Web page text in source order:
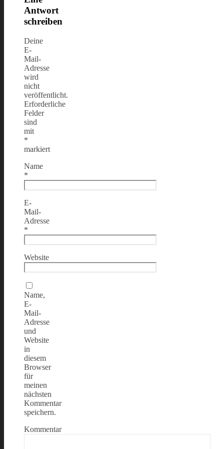
Antwort
schreiben
Deine
E-
Mail-
Adresse
wird
nicht
veröffentlicht.
Erforderliche
Felder
sind
mit
*
markiert
Name
*
E-
Mail-
Adresse
*
Website
Name,
E-
Mail-
Adresse
und
Website
in
diesem
Browser
für
meinen
nächsten
Kommentar
speichern.
Kommentar